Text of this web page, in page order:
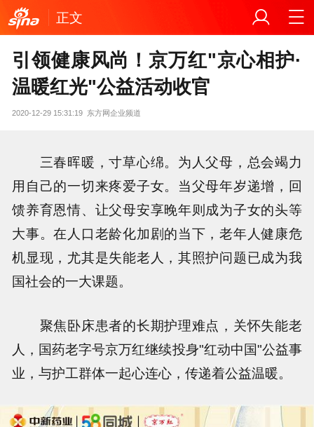
正文
引领健康风尚！京万红"京心相护·
温暖红光"公益活动收官
2020-12-29 15:31:19 东方网企业频道
三春晖暖，寸草心绵。为人父母，总会竭力
用自己的一切来疼爱子女。当父母年岁递增，回
馈养育恩情、让父母安享晚年则成为子女的头等
大事。在人口老龄化加剧的当下，老年人健康危
机显现，尤其是失能老人，其照护问题已成为我
国社会的一大课题。
聚焦卧床患者的长期护理难点，关怀失能老
人，国药老字号京万红继续投身"红动中国"公益事
业，与护工群体一起心连心，传递着公益温暖。